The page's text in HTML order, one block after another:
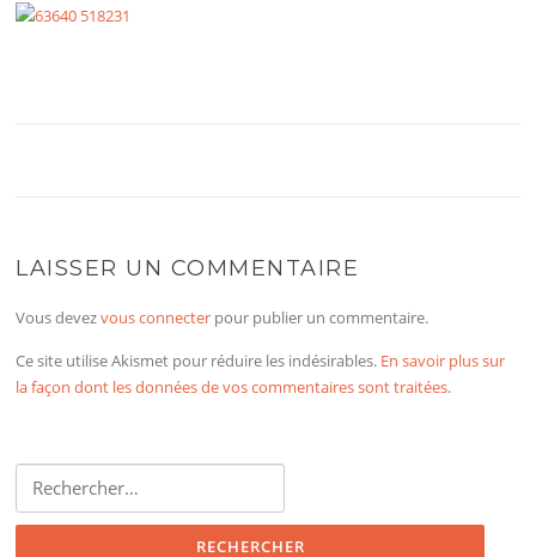
LAISSER UN COMMENTAIRE
Vous devezvous connecter pour publier un commentaire.
Ce site utilise Akismet pour réduire les indésirables. En savoir plus sur
la façon dont les données de vos commentaires sont traitées.
Rechercher :